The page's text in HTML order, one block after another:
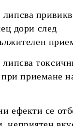
дори след
приемане
ефекти се